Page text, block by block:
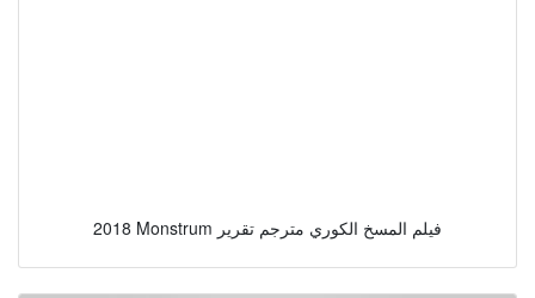
2018 Monstrum فيلم المسخ الكوري مترجم تقرير